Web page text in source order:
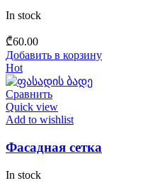
In stock
₾60.00
Добавить в корзину
Hot
Сравнить
Quick view
Add to wishlist
Фасадная сетка
In stock